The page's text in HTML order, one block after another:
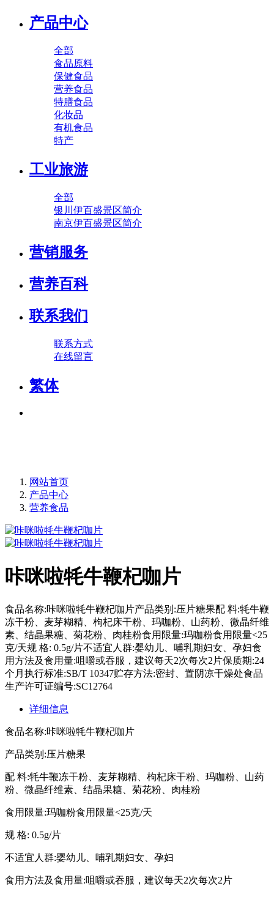
产品中心
全部
食品原料
保健食品
营养食品
特膳食品
化妆品
有机食品
特产
工业旅游
全部
银川伊百盛景区简介
南京伊百盛景区简介
营销服务
营养百科
联系我们
联系方式
在线留言
繁体
网站首页
产品中心
营养食品
咔咪啦牦牛鞭杞咖片
食品名称:咔咪啦牦牛鞭杞咖片产品类别:压片糖果配 料:牦牛鞭
冻干粉、麦芽糊精、枸杞床干粉、玛咖粉、山药粉、微晶纤维
素、结晶果糖、菊花粉、肉桂粉食用限量:玛咖粉食用限量<25
克/天规 格: 0.5g/片不适宜人群:婴幼儿、哺乳期妇女、孕妇食
用方法及食用量:咀嚼或吞服，建议每天2次每次2片保质期:24
个月执行标准:SB/T 10347贮存方法:密封、置阴凉干燥处食品
生产许可证编号:SC12764
详细信息
食品名称:咔咪啦牦牛鞭杞咖片
产品类别:压片糖果
配 料:牦牛鞭冻干粉、麦芽糊精、枸杞床干粉、玛咖粉、山药
粉、微晶纤维素、结晶果糖、菊花粉、肉桂粉
食用限量:玛咖粉食用限量<25克/天
规 格: 0.5g/片
不适宜人群:婴幼儿、哺乳期妇女、孕妇
食用方法及食用量:咀嚼或吞服，建议每天2次每次2片